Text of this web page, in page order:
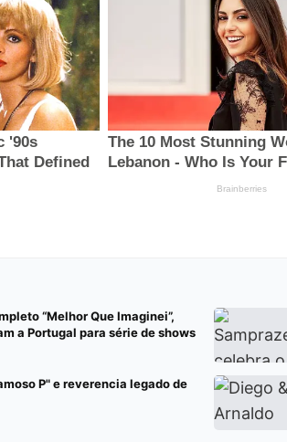
“Melhor Que Imaginei”,
a Portugal para série de shows
P" e reverencia legado de